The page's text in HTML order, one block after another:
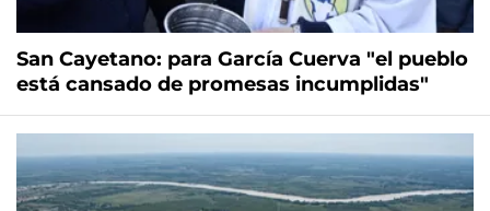
San Cayetano: para García Cuerva "el pueblo
está cansado de promesas incumplidas"